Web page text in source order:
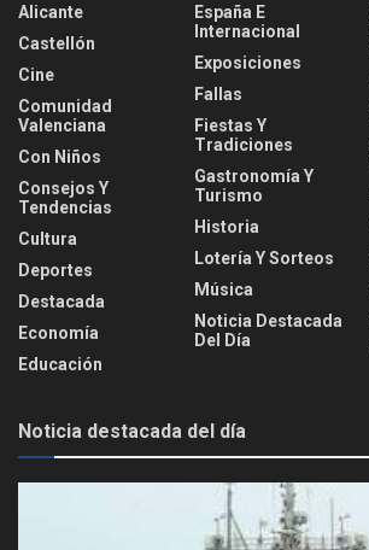
Alicante
Castellón
Cine
Comunidad
Valenciana
Con Niños
Consejos Y
Tendencias
Cultura
Deportes
Destacada
Economía
Educación
España E
Internacional
Exposiciones
Fallas
Fiestas Y
Tradiciones
Gastronomía Y
Turismo
Historia
Lotería Y Sorteos
Música
Noticia Destacada
Del Día
Noticia destacada del día